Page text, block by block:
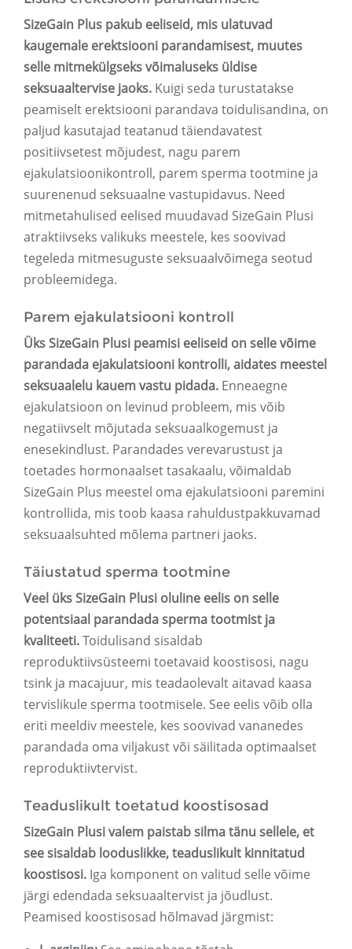
SizeGain Plus pakub eeliseid, mis ulatuvad
kaugemale erektsiooni parandamisest, muutes
selle mitmekülgseks võimaluseks üldise
seksuaaltervise jaoks. Kuigi seda turustatakse
peamiselt erektsiooni parandava toidulisandina, on
paljud kasutajad teatanud täiendavatest
positiivsetest mõjudest, nagu parem
ejakulatsioonikontroll, parem sperma tootmine ja
suurenenud seksuaalne vastupidavus. Need
mitmetahulised eelised muudavad SizeGain Plusi
atraktiivseks valikuks meestele, kes soovivad
tegeleda mitmesuguste seksuaalvõimega seotud
probleemidega.
Parem ejakulatsiooni kontroll
Üks SizeGain Plusi peamisi eeliseid on selle võime
parandada ejakulatsiooni kontrolli, aidates meestel
seksuaalelu kauem vastu pidada. Enneaegne
ejakulatsioon on levinud probleem, mis võib
negatiivselt mõjutada seksuaalkogemust ja
enesekindlust. Parandades verevarustust ja
toetades hormonaalset tasakaalu, võimaldab
SizeGain Plus meestel oma ejakulatsiooni paremini
kontrollida, mis toob kaasa rahuldustpakkuvamad
seksuaalsuhted mõlema partneri jaoks.
Täiustatud sperma tootmine
Veel üks SizeGain Plusi oluline eelis on selle
potentsiaal parandada sperma tootmist ja
kvaliteeti.Toidulisand sisaldab
reproduktiivsüsteemi toetavaid koostisosi, nagu
tsink ja macajuur, mis teadaolevalt aitavad kaasa
tervislikule sperma tootmisele. See eelis võib olla
eriti meeldiv meestele, kes soovivad vananedes
parandada oma viljakust või säilitada optimaalset
reproduktiivtervist.
Teaduslikult toetatud koostisosad
SizeGain Plusi valem paistab silma tänu sellele, et
see sisaldab looduslikke, teaduslikult kinnitatud
koostisosi. Iga komponent on valitud selle võime
järgi edendada seksuaaltervist ja jõudlust.
Peamised koostisosad hõlmavad järgmist: